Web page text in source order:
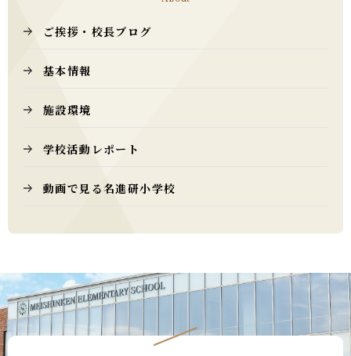
ご挨拶・校長ブログ
基本情報
施設環境
学校活動レポート
動画で見る名進研小学校